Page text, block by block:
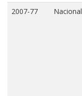
2007-77 Nacional